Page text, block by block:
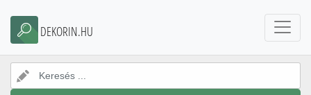
DEKORIN.HU